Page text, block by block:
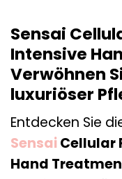
Sensai
Intensive
Verwöhnen
luxuriöser
Entdecken Sie
SensaiCellular
Hand